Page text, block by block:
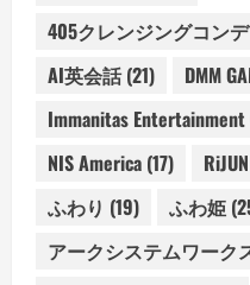
405クレンジングコン
AI英会話(21) DMM
Immanitas Entertainment
NIS America (17) RiJUN
ふわり (19) ふわ姫
アークシステムワーク